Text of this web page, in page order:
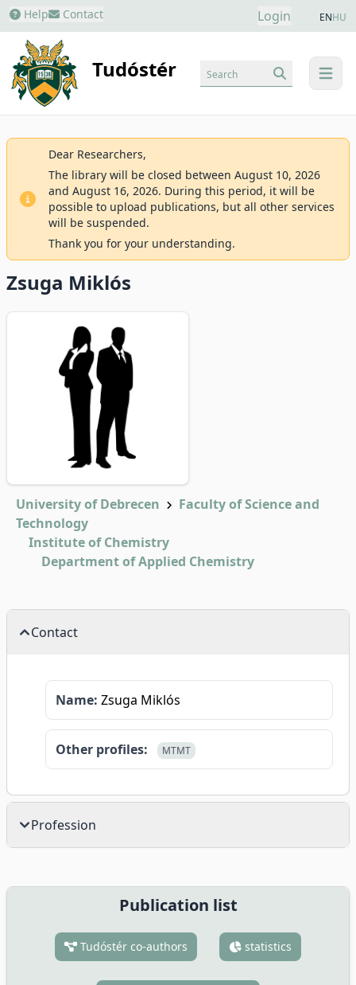
Help Contact Login ENHU
Tudóstér menu
Search
Dear Researchers,
The library will be closed between August 10, 2026
and August 16, 2026. During this period, it will be
possible to upload publications, but all other services
will be suspended.
Thank you for your understanding.
Zsuga Miklós
University of Debrecen
Faculty of Science and
Technology
Institute of Chemistry
Department of Applied Chemistry
Contact
Name: Zsuga Miklós
Other profiles: MTMT
Profession
Publication list
Tudóstér co-authors statistics